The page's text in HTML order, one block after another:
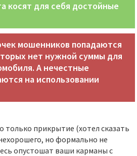
косят для себя достойные
мошенников попадаются
нет нужной суммы для
А нечестные
на использовании
только прикрытие (хотел сказать
но формально не
опустошат ваши карманы с